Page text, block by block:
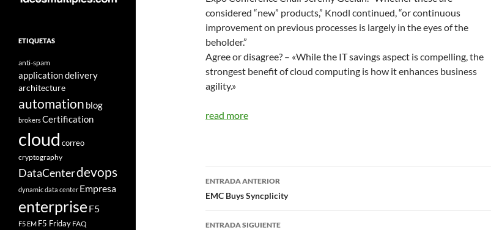
considered “new” products,” Knodl continued, “or continuous
improvement on previous processes is largely in the eyes of the
beholder.”
Agree or disagree? – «While the IT savings aspect is compelling, the
strongest benefit of cloud computing is how it enhances business
agility.»
read more
Navegador
de
entradas
ENTRADA ANTERIOR
EMC Buys Syncplicity
ENTRADA SIGUIENTE
ETIQUETAS
anti-spam
application delivery
architecture
automation blog
brokersCertification
cloud correo
cryptography
DataCenterdevops
dynamic data center Empresa
enterprise F5
F5 EM F5 Friday FAQ